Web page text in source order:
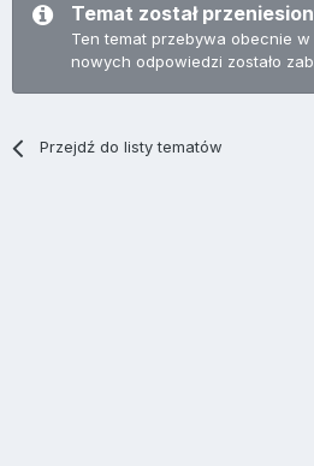
Temat został
Ten temat przebywa obecnie
nowych odpowiedzi zostało
Przejdź do listy tematów